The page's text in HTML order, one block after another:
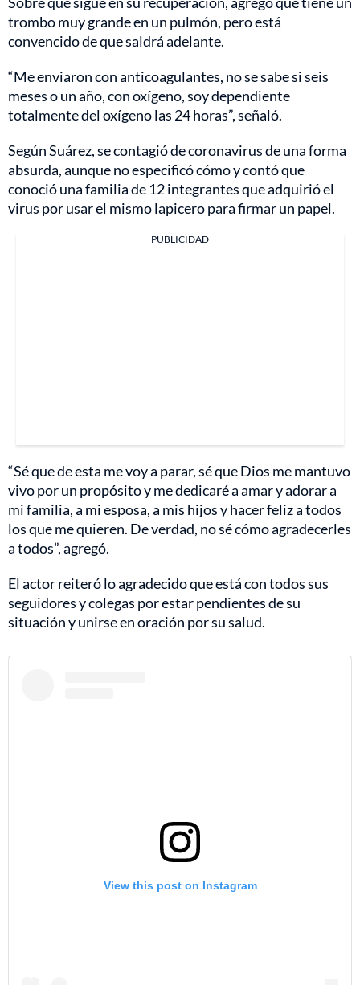
trombo muy grande en un pulmón, pero está
convencido de que saldrá adelante.
“Me enviaron con anticoagulantes, no se sabe si seis
meses o un año, con oxígeno, soy dependiente
totalmente del oxígeno las 24 horas”, señaló.
Según Suárez, se contagió de coronavirus de una forma
absurda, aunque no especificó cómo y contó que
conoció una familia de 12 integrantes que adquirió el
virus por usar el mismo lapicero para firmar un papel.
PUBLICIDAD
“Sé que de esta me voy a parar, sé que Dios me mantuvo
vivo por un propósito y me dedicaré a amar y adorar a
mi familia, a mi esposa, a mis hijos y hacer feliz a todos
los que me quieren. De verdad, no sé cómo agradecerles
a todos”, agregó.
El actor reiteró lo agradecido que está con todos sus
seguidores y colegas por estar pendientes de su
situación y unirse en oración por su salud.
View this post on Instagram